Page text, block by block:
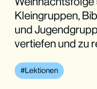
Kleingruppen,
und
vertiefen und zu
Lektionen